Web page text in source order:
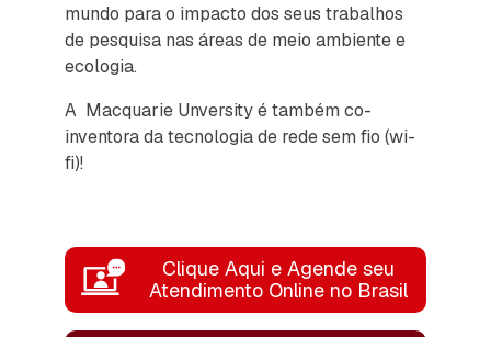
mundo para o impacto dos seus trabalhos
de pesquisa nas áreas de meio ambiente e
ecologia.
A Macquarie Unversity é também co-
inventora da tecnologia de rede sem fio (wi-
fi)!
Clique Aqui e Agende seu
Atendimento Online no Brasil